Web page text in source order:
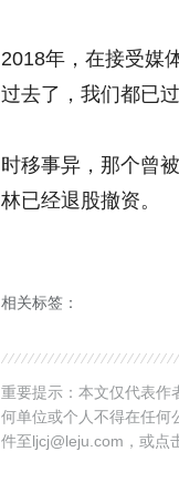
2018年，在接受媒
过去了，我们都已
时移事异，那个曾
林已经退股撤资。
相关标签：
重要提示：本文仅代表作
何单位或个人不得在任何
件至ljcj@leju.com，或点